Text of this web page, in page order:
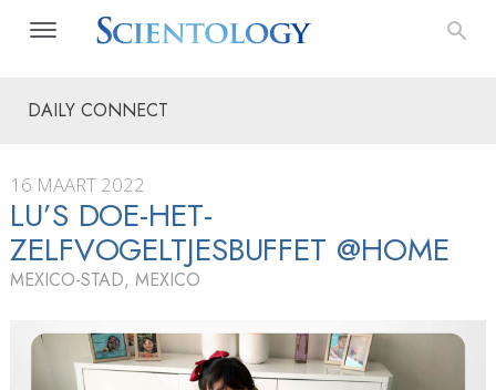
DAILY CONNECT
16 MAART 2022
LU’S DOE-HET-
ZELFVOGELTJESBUFFET @HOME
MEXICO-STAD, MEXICO